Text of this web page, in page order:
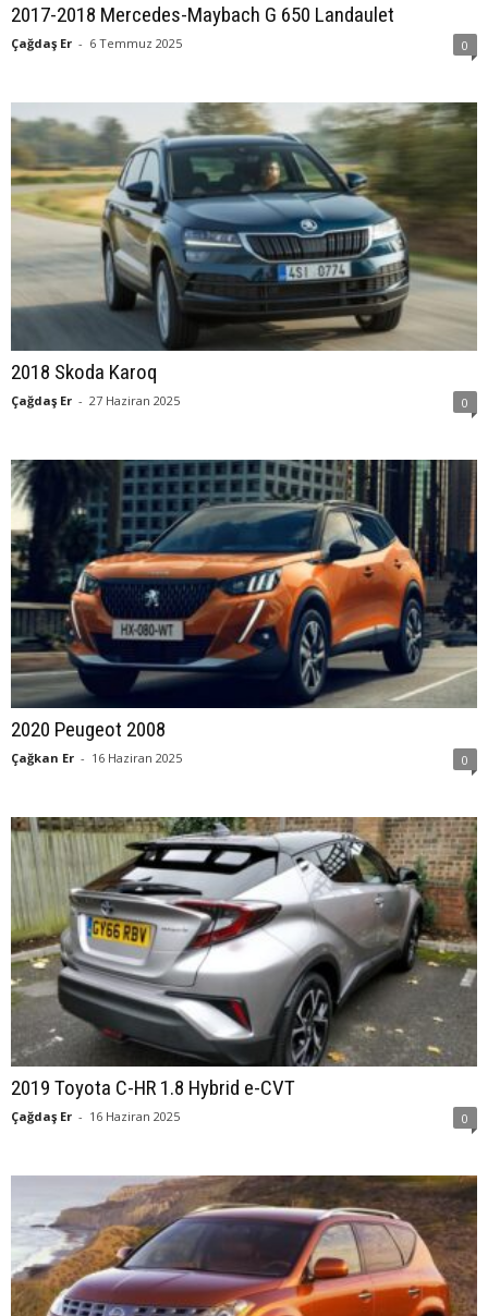
2017-2018 Mercedes-Maybach G 650 Landaulet
Çağdaş Er - 6 Temmuz 2025 0
2018 Skoda Karoq
Çağdaş Er - 27 Haziran 2025 0
2020 Peugeot 2008
Çağkan Er - 16 Haziran 2025 0
2019 Toyota C-HR 1.8 Hybrid e-CVT
Çağdaş Er - 16 Haziran 2025 0